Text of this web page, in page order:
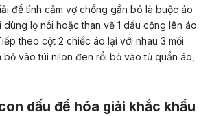
để tình cảm vợ chồng gắn bó là buộc áo
lọ nồi hoặc than vẽ 1 dấu cộng lên áo
theo cột 2 chiếc áo lại với nhau 3 mối
bỏ vào túi nilon đen rồi bỏ vào tủ quần áo,
dấu để hóa giải khắc khẩu